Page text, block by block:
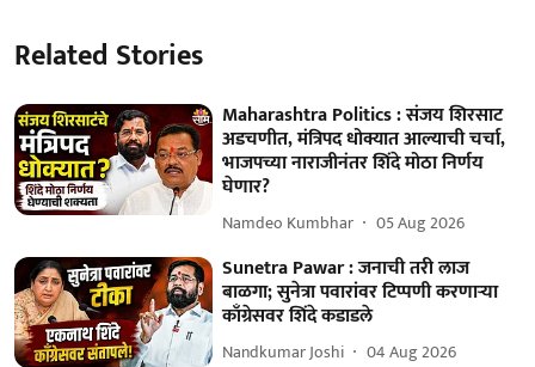
Related Stories
Maharashtra Politics : संजय शिरसाट
अडचणीत, मंत्रिपद धोक्यात आल्याची चर्चा,
भाजपच्या नाराजीनंतर शिंदे मोठा निर्णय
घेणार?
Namdeo Kumbhar 05 Aug 2026
Sunetra Pawar : जनाची तरी लाज
बाळगा; सुनेत्रा पवारांवर टिप्पणी करणाऱ्या
काँग्रेसवर शिंदे कडाडले
Nandkumar Joshi 04 Aug 2026